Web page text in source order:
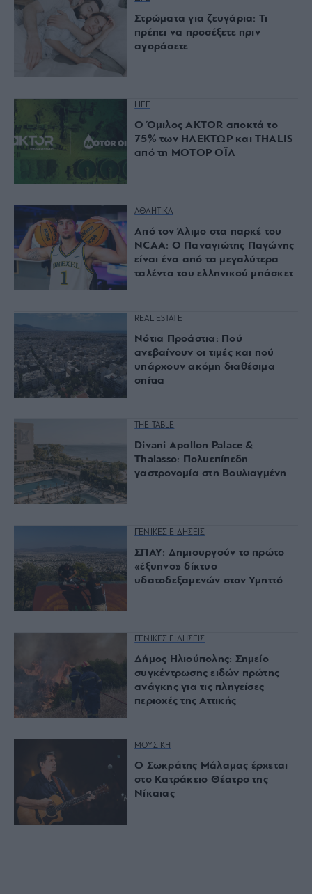
Στρώματα για ζευγάρια: Τι
πρέπει να προσέξετε πριν
αγοράσετε
LIFE
Ο Όμιλος AKTOR αποκτά το
75% των ΗΛΕΚΤΩΡ και THALIS
από τη ΜΟΤΟΡ ΟΪΛ
ΑΘΛΗΤΙΚΑ
Από τον Άλιμο στα παρκέ του
NCAA: Ο Παναγιώτης Παγώνης
είναι ένα από τα μεγαλύτερα
ταλέντα του ελληνικού μπάσκετ
REAL ESTATE
Νότια Προάστια: Πού
ανεβαίνουν οι τιμές και πού
υπάρχουν ακόμη διαθέσιμα
σπίτια
THE TABLE
Divani Apollon Palace &
Thalasso: Πολυεπίπεδη
γαστρονομία στη Βουλιαγμένη
ΓΕΝΙΚΕΣ ΕΙΔΗΣΕΙΣ
ΣΠΑΥ: Δημιουργούν το πρώτο
«έξυπνο» δίκτυο
υδατοδεξαμενών στον Υμηττό
ΓΕΝΙΚΕΣ ΕΙΔΗΣΕΙΣ
Δήμος Ηλιούπολης: Σημείο
συγκέντρωσης ειδών πρώτης
ανάγκης για τις πληγείσες
περιοχές της Αττικής
ΜΟΥΣΙΚΗ
O Σωκράτης Μάλαμας έρχεται
στο Κατράκειο Θέατρο της
Νίκαιας